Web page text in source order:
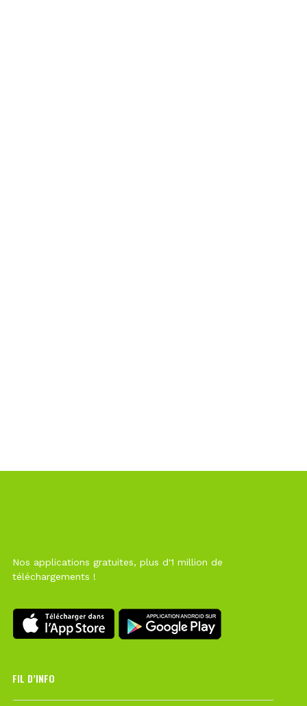
Nos applications gratuites, plus d'1 million de
téléchargements !
FIL D’INFO